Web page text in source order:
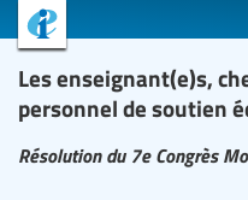
Les enseignant(e)s,
personnel de soutien
Résolution du 7e Congrès